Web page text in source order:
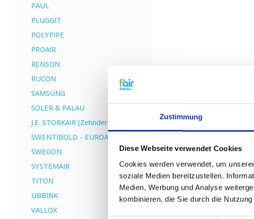
Zustimmung
Diese Webseite verwendet Cookies
Cookies werden verwendet, um
soziale Medien bereitzustellen.
Medien, Werbung und Analyse
kombinieren, die Sie durch die
PAUL
PLUGGIT
POLYPIPE
PROAIR
RENSON
RUCON
SAMSUNG
SOLER & PALAU
J.E. STORKAIR (Zehnder)
SWENTIBOLD - EUROAIR
SWEGON
SYSTEMAIR
TITON
UBBINK
VALLOX